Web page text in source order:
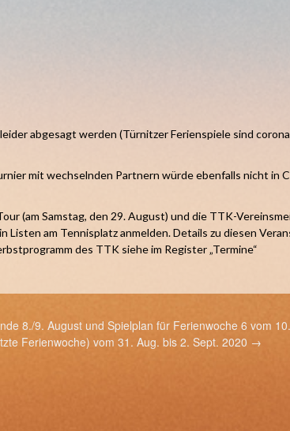
abgesagt werden (Türnitzer Ferienspiele sind
mit wechselnden Partnern würde ebenfalls nicht in
(am Samstag, den 29. August) und die TTK-
am Tennisplatz anmelden. Details zu diesen
des TTK siehe im Register „Termine“
8./9. August und Spielplan für Ferienwoche 6 vom
Ferienwoche) vom 31. Aug. bis 2. Sept. 2020 →